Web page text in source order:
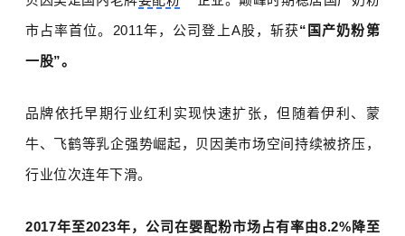
市占率首位。 2011年，公司登上A股，斩获“国产奶粉第
一股”。
品牌依托早期行业红利实现快速扩张，但随着伊利 、蒙
牛、 飞鹤等乳企强势崛起，贝因美市场空间持续被挤压，
行业位次连年下滑。
2017年至2023年，公司在婴配粉市场占有率由8.2%降至